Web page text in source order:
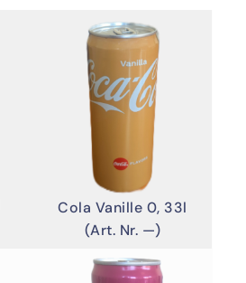
Cola Vanille 0, 33l
(Art. Nr. —)